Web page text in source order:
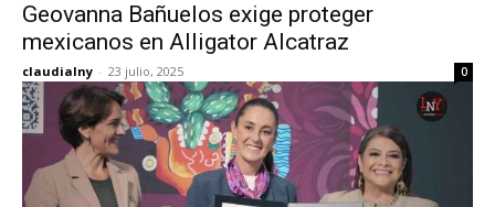
Geovanna Bañuelos exige proteger
mexicanos en Alligator Alcatraz
claudialny - 23 julio, 2025 0